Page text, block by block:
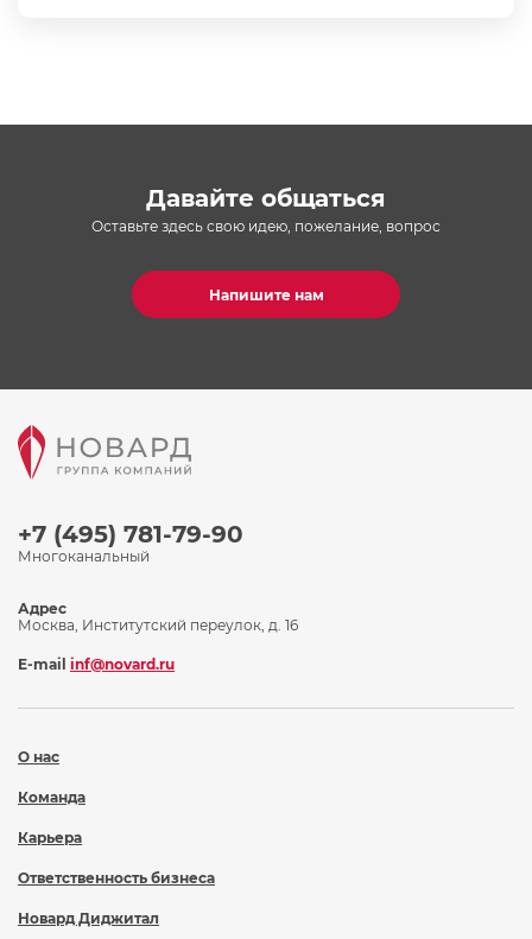
Давайте общаться
Оставьте здесь свою идею, пожелание, вопрос
Напишите нам
+7 (495) 781-79-90
Многоканальный
О нас
Команда
Карьера
Ответственность бизнеса
Новард Диджитал
Адрес
Москва, Институтский переулок, д. 16
E-mail inf@novard.ru